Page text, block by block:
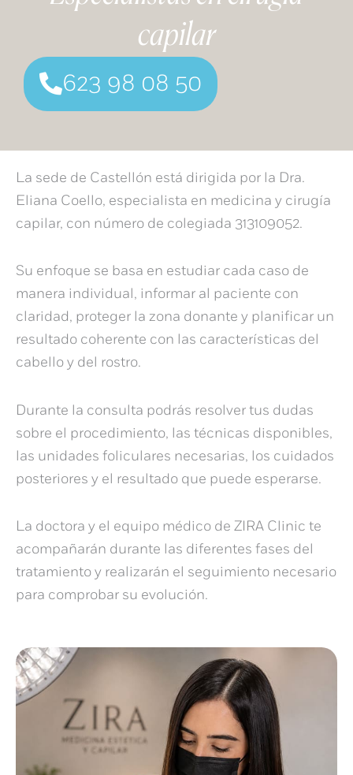
capilar
623 98 08 50
La sede de Castellón está dirigida por la Dra.
Eliana Coello, especialista en medicina y cirugía
capilar, con número de colegiada 313109052.
Su enfoque se basa en estudiar cada caso de
manera individual, informar al paciente con
claridad, proteger la zona donante y planificar un
resultado coherente con las características del
cabello y del rostro.
Durante la consulta podrás resolver tus dudas
sobre el procedimiento, las técnicas disponibles,
las unidades foliculares necesarias, los cuidados
posteriores y el resultado que puede esperarse.
La doctora y el equipo médico de ZIRA Clinic te
acompañarán durante las diferentes fases del
tratamiento y realizarán el seguimiento necesario
para comprobar su evolución.